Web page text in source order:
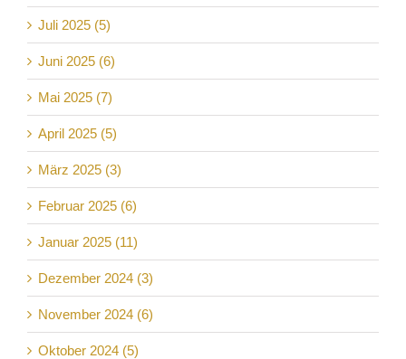
Juli 2025 (5)
Juni 2025 (6)
Mai 2025 (7)
April 2025 (5)
März 2025 (3)
Februar 2025 (6)
Januar 2025 (11)
Dezember 2024 (3)
November 2024 (6)
Oktober 2024 (5)